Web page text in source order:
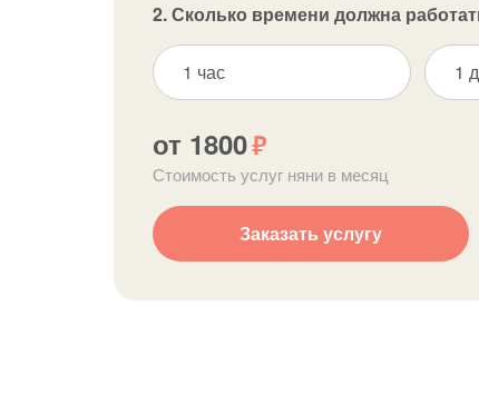
2. Сколько времени должна
1 час 1
от 1800 р
Стоимость услуг няни в месяц
Заказать услугу